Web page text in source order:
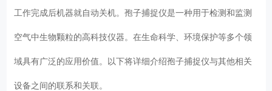
工作完成后机器就自动关机。孢子捕捉仪是一种用于检测和监测
空气中生物颗粒的高科技仪器。在生命科学、环境保护等多个领
域具有广泛的应用价值。以下将详细介绍孢子捕捉仪与其他相关
设备之间的联系和关联。